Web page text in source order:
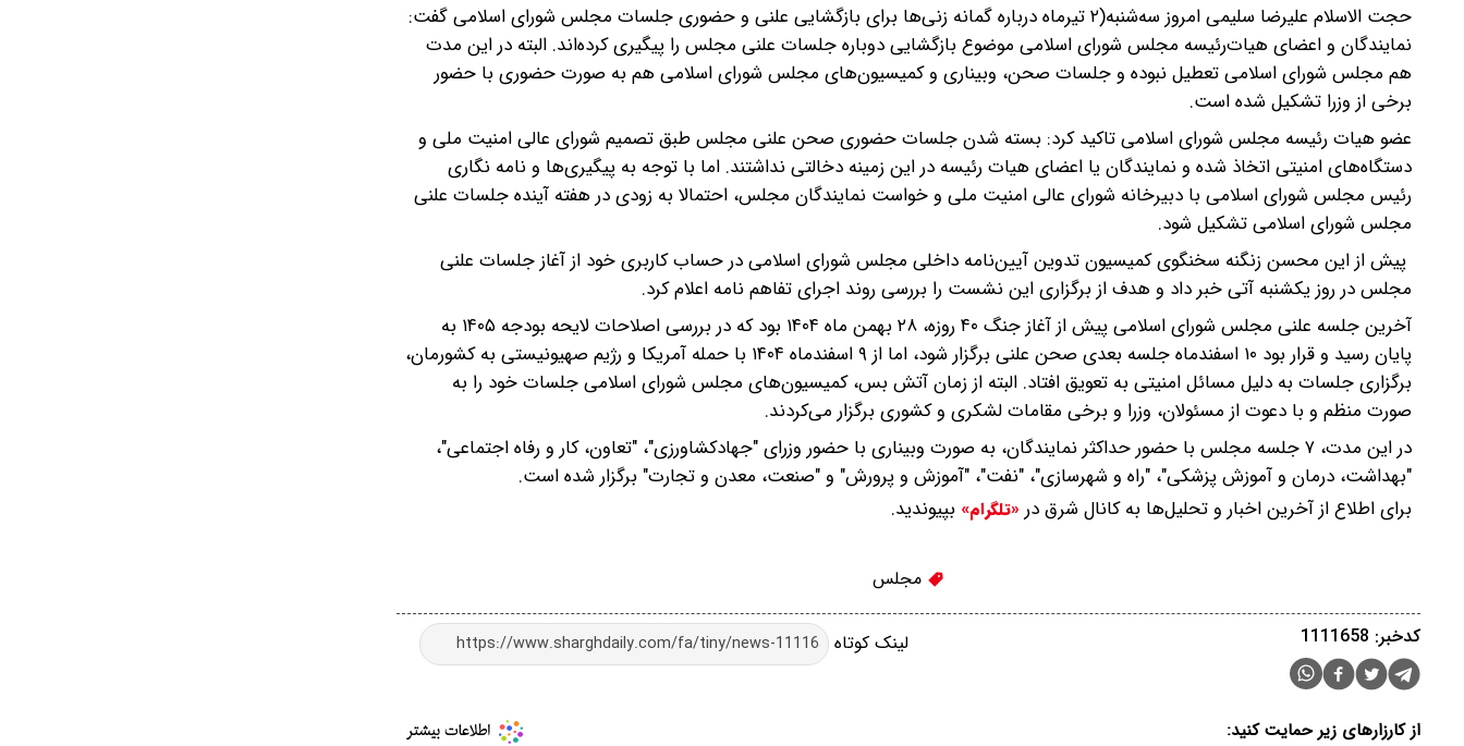
حجت الاسلام علیرضا سلیمی امروز سه‌شنبه(۲ تیرماه درباره گمانه زنی‌ها برای بازگشایی علنی و حضوری جلسات مجلس شورای اسلامی گفت:
نمایندگان و اعضای هیات‌رئیسه مجلس شورای اسلامی موضوع بازگشایی دوباره جلسات علنی مجلس را پیگیری کرده‌اند. البته در این مدت
هم مجلس شورای اسلامی تعطیل نبوده و جلسات صحن، وبیناری و کمیسیون‌های مجلس شورای اسلامی هم به صورت حضوری با حضور
برخی از وزرا تشکیل شده است.
عضو هیات رئیسه مجلس شورای اسلامی تاکید کرد: بسته شدن جلسات حضوری صحن علنی مجلس طبق تصمیم شورای عالی امنیت ملی و
دستگاه‌های امنیتی اتخاذ شده و نمایندگان یا اعضای هیات رئیسه در این زمینه دخالتی نداشتند. اما با توجه به پیگیری‌ها و نامه نگاری
رئیس مجلس شورای اسلامی با دبیرخانه شورای عالی امنیت ملی و خواست نمایندگان مجلس، احتمالا به زودی در هفته آینده جلسات علنی
مجلس شورای اسلامی تشکیل شود.
پیش از این محسن زنگنه سخنگوی کمیسیون تدوین آیین‌نامه داخلی مجلس شورای اسلامی در حساب کاربری خود از آغاز جلسات علنی
مجلس در روز یکشنبه آتی خبر داد و هدف از برگزاری این نشست را بررسی روند اجرای تفاهم نامه اعلام کرد.
آخرین جلسه علنی مجلس شورای اسلامی پیش از آغاز جنگ ۴۰ روزه، ۲۸ بهمن ماه ۱۴۰۴ بود که در بررسی اصلاحات لایحه بودجه ۱۴۰۵ به
پایان رسید و قرار بود ۱۰ اسفندماه جلسه بعدی صحن علنی برگزار شود، اما از ۹ اسفندماه ۱۴۰۴ با حمله آمریکا و رژیم صهیونیستی به کشورمان،
برگزاری جلسات به دلیل مسائل امنیتی به تعویق افتاد. البته از زمان آتش بس، کمیسیون‌های مجلس شورای اسلامی جلسات خود را به
صورت منظم و با دعوت از مسئولان، وزرا و برخی مقامات لشکری و کشوری برگزار می‌کردند.
در این مدت، ۷ جلسه مجلس با حضور حداکثر نمایندگان، به صورت وبیناری با حضور وزرای "جهادکشاورزی"، "تعاون، ‌کار و رفاه اجتماعی"،
"بهداشت، درمان و آموزش پزشکی"، "راه و شهرسازی"، "نفت"، "آموزش و پرورش" و "صنعت، معدن و تجارت" برگزار شده است.
برای اطلاع از آخرین اخبار و تحلیل‌ها به کانال شرق در «تلگرام» بپیوندید.
مجلس
لینک کوتاه کدخبر: 1111658
از کارزارهای زیر حمایت کنید: